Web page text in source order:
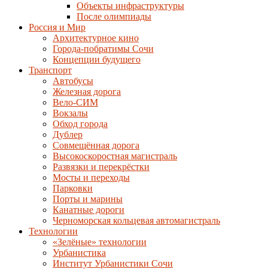
Объекты инфраструктуры
После олимпиады
Россия и Мир
Архитектурное кино
Города-побратимы Сочи
Концепции будущего
Транспорт
Автобусы
Железная дорога
Вело-СИМ
Вокзалы
Обход города
Дублер
Совмещённая дорога
Высокоскоростная магистраль
Развязки и перекрёстки
Мосты и переходы
Парковки
Порты и марины
Канатные дороги
Черноморская кольцевая автомагистраль
Технологии
«Зелёные» технологии
Урбанистика
Институт Урбанистики Сочи